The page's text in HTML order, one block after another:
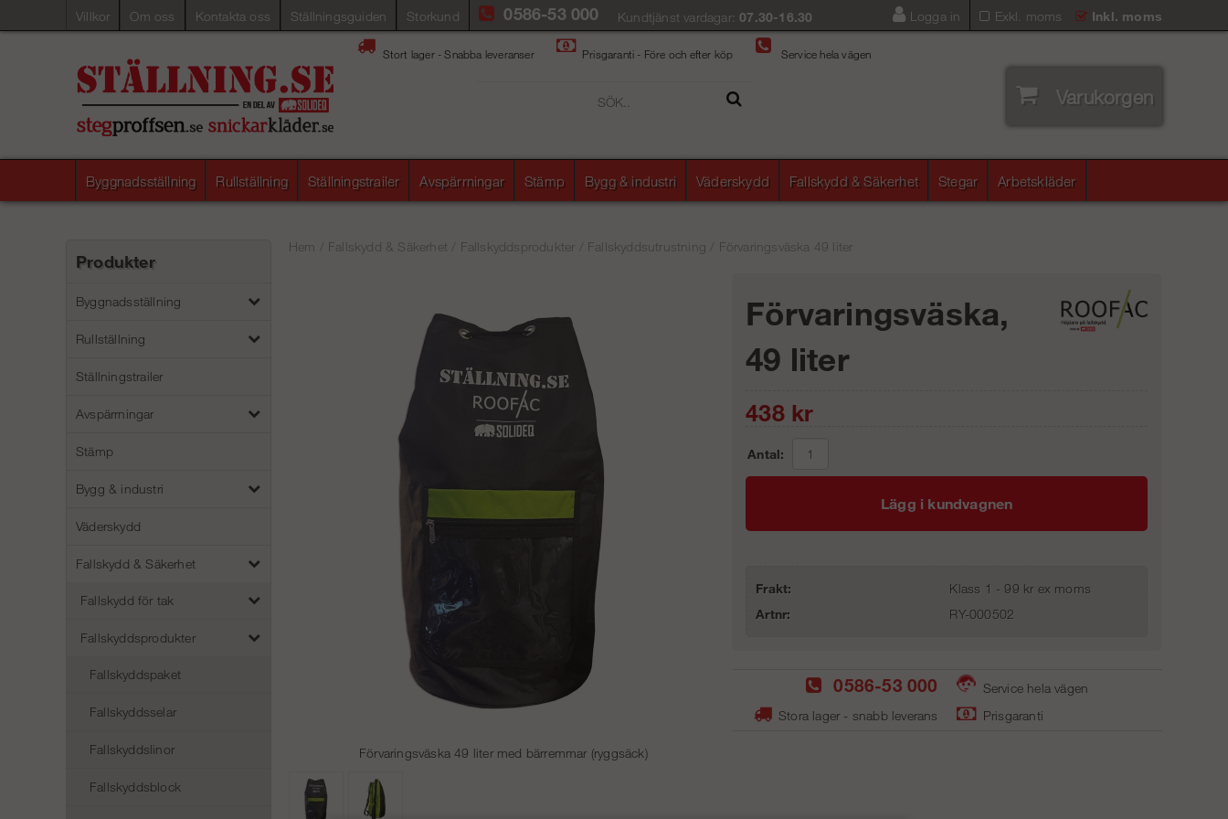
Villkor Om oss Kontakta oss Ställningsguiden Storkund Exkl. moms Inkl. moms
0586-53 000 Kundtjänst vardagar:07.30-16.30 Logga in
Stort lager - Snabba leveranser Prisgaranti - Före och efter köp Service hela vägen
Varukorgen
Byggnadsställning Rullställning Ställningstrailer Avspärrningar Stämp Bygg & industri Väderskydd Fallskydd & Säkerhet Stegar Arbetskläder
Produkter
Byggnadsställning
Rullställning
Ställningstrailer
Avspärrningar
Stämp
Bygg & industri
Väderskydd
Fallskydd & Säkerhet
Fallskydd för tak
Fallskyddsprodukter
Fallskyddspaket
Fallskyddsselar
Fallskyddslinor
Fallskyddsblock
Hem Fallskydd & Säkerhet Fallskyddsprodukter Fallskyddsutrustning Förvaringsväska 49 liter
Förvaringsväska 49 liter med bärremmar (ryggsäck)
Förvaringsväska,
49 liter
438kr
Antal:
Lägg i kundvagnen
Frakt:
Klass 1 - 99 kr ex moms
Artnr:
RY-000502
0586-53 000
Service hela vägen
Stora lager - snabb leverans
Prisgaranti